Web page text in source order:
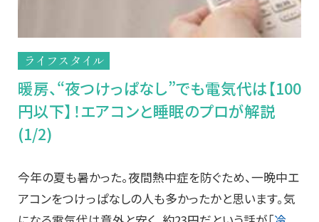
ライフスタイル
暖房、“夜つけっぱなし”でも電気代は【100
円以下】！エアコンと睡眠のプロが解説
(1/2)
今年の夏も暑かった。夜間熱中症を防ぐため、一晩中エ
アコンをつけっぱなしの人も多かったかと思います。気